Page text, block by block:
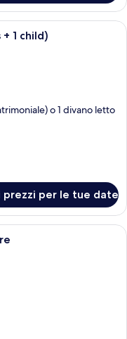
d'albergo con un letto
1 child)
o 1 divano letto
prezzi per le tue date
d'albergo con un letto,